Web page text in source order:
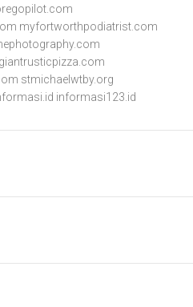
myfortworthpodiatrist.com
giantrusticpizza.com
stmichaelwtby.org
informasi123.id